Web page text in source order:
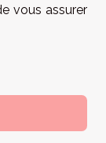
vous assurer